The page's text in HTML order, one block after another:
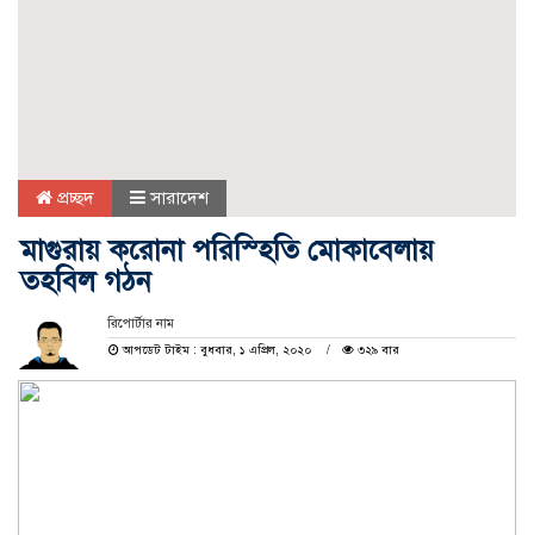
প্রচ্ছদ সারাদেশ
মাগুরায় করোনা পরিস্হিতি মোকাবেলায়
তহবিল গঠন
রিপোর্টার নাম
আপডেট টাইম : বুধবার, ১ এপ্রিল, ২০২০
৩২৯ বার